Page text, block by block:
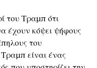
του Τραμπ ότι
έχουν κόψει ψήφους
του
είναι ένας